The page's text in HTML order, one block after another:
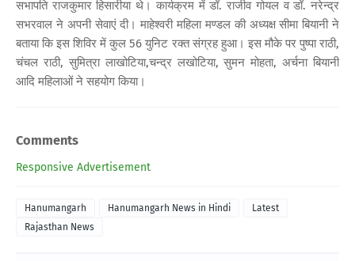
सभापति राजकुमार हिसारीया थे। कार्यक्रम में डॉ. राजीव गोयल व डॉ. नरेन्द्र
सभरवाल ने अपनी सेवाएं दी। माहेश्वरी महिला मण्डल की अध्यक्ष सीमा बियानी ने
बताया कि इस शिविर में कुल 56 युनिट रक्त संग्रह हुआ। इस मौके पर पुष्पा राठी,
चंचल राठी, सुमित्रा लाखोटिया,चन्द्र लखोटिया, सुमन मोहता, अर्चना बियानी
आदि महिलाओं ने सहयोग किया।
Comments
Responsive Advertisement
Hanumangarh Hanumangarh News in Hindi
Latest
Rajasthan News